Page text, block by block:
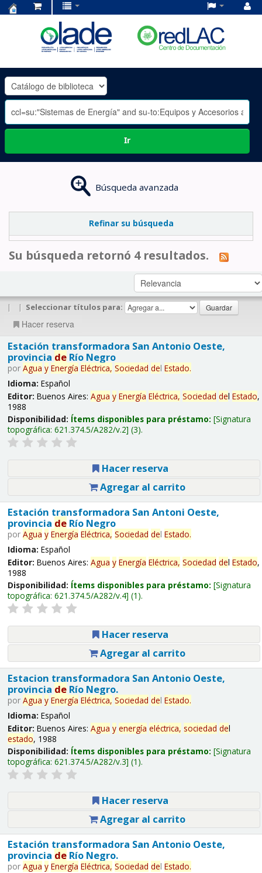
OLADE
-
Ir
Búsqueda avanzada
Refinar su búsqueda
Su búsqueda retornó 4 resultados.
| | Seleccionar títulos para:
Hacer reserva
Estación transformadora San Antonio Oeste,
provincia deRío Negro
por Agua y Energía Eléctrica, Sociedad del Estado.
Idioma: Español
Editor: Buenos Aires: Agua y Energía Eléctrica, Sociedad del Estado,
1988
Disponibilidad: Ítems disponibles para préstamo: Signatura
topográfica: 621.374.5/A282/v.2 (3).
Hacer reserva
Agregar al carrito
Estación transformadora San Antoni Oeste,
provincia deRío Negro
por Agua y Energía Eléctrica, Sociedad del Estado.
Idioma: Español
Editor: Buenos Aires: Agua y Energía Eléctrica, Sociedad del Estado,
1988
Disponibilidad: Ítems disponibles para préstamo: Signatura
topográfica: 621.374.5/A282/v.4 (1).
Hacer reserva
Agregar al carrito
Estacion transformadora San Antonio Oeste,
provincia deRío Negro.
por Agua y Energía Eléctrica, Sociedad del Estado.
Idioma: Español
Editor: Buenos Aires: Agua y energía eléctrica, sociedad del
estado, 1988
Disponibilidad: Ítems disponibles para préstamo: Signatura
topográfica: 621.374.5/A282/v.3 (1).
Hacer reserva
Agregar al carrito
Estación transformadora San Antonio Oeste,
provincia deRío Negro.
por Agua y Energía Eléctrica, Sociedad del Estado.